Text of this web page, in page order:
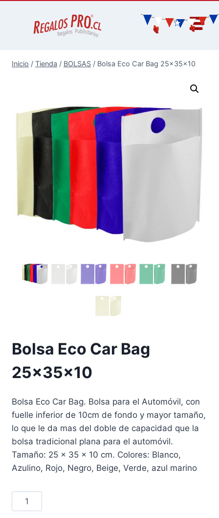
Inicio / Tienda / BOLSAS / Bolsa Eco Car Bag 25x35x10
Bolsa Eco Car Bag
25x35x10
Bolsa Eco Car Bag. Bolsa para el Automóvil, con
fuelle inferior de 10cm de fondo y mayor tamaño,
lo que le da mas del doble de capacidad que la
bolsa tradicional plana para el automóvil.
Tamaño: 25 x 35 x 10 cm. Colores: Blanco,
Azulino, Rojo, Negro, Beige, Verde, azul marino